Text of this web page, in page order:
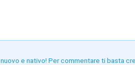
e nativo! Per commentare ti basta